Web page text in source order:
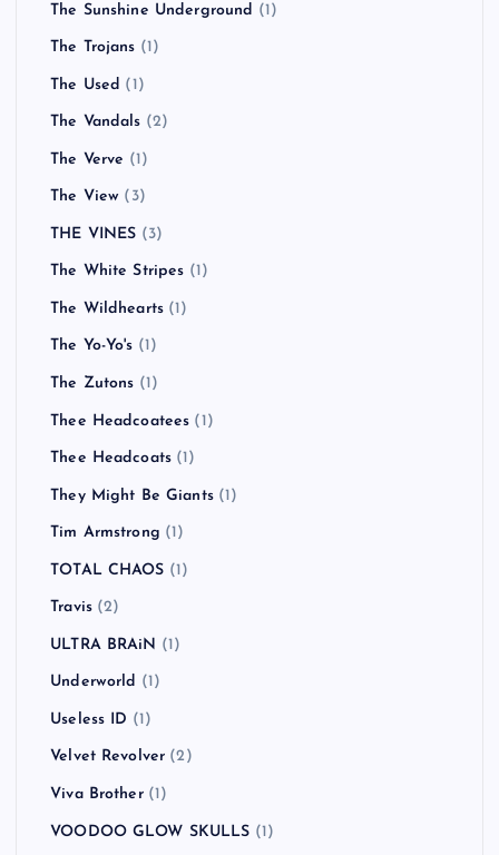
The Sunshine Underground (1)
The Trojans (1)
The Used (1)
The Vandals (2)
The Verve (1)
The View (3)
THE VINES (3)
The White Stripes (1)
The Wildhearts (1)
The Yo-Yo's (1)
The Zutons (1)
Thee Headcoatees (1)
Thee Headcoats (1)
They Might Be Giants(1)
Tim Armstrong (1)
TOTAL CHAOS (1)
Travis(2)
ULTRA BRAiN (1)
Underworld (1)
Useless ID (1)
Velvet Revolver (2)
Viva Brother(1)
VOODOO GLOW SKULLS (1)